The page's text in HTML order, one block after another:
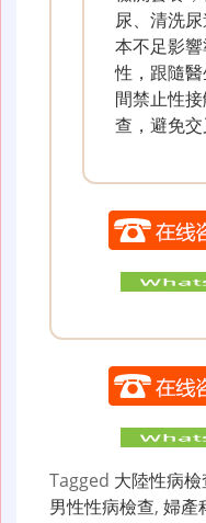
尿、清洗
本不足影
性，跟隨
間禁止性
查，避免交
Tagged 大陸性病檢
男性性病檢查, 婦產